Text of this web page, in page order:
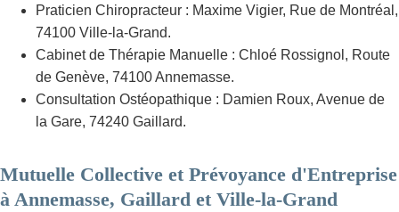
Praticien Chiropracteur : Maxime Vigier, Rue de Montréal,
74100 Ville-la-Grand.
Cabinet de Thérapie Manuelle : Chloé Rossignol, Route
de Genève, 74100 Annemasse.
Consultation Ostéopathique : Damien Roux, Avenue de
la Gare, 74240 Gaillard.
Mutuelle Collective et Prévoyance d'Entreprise
à Annemasse, Gaillard et Ville-la-Grand